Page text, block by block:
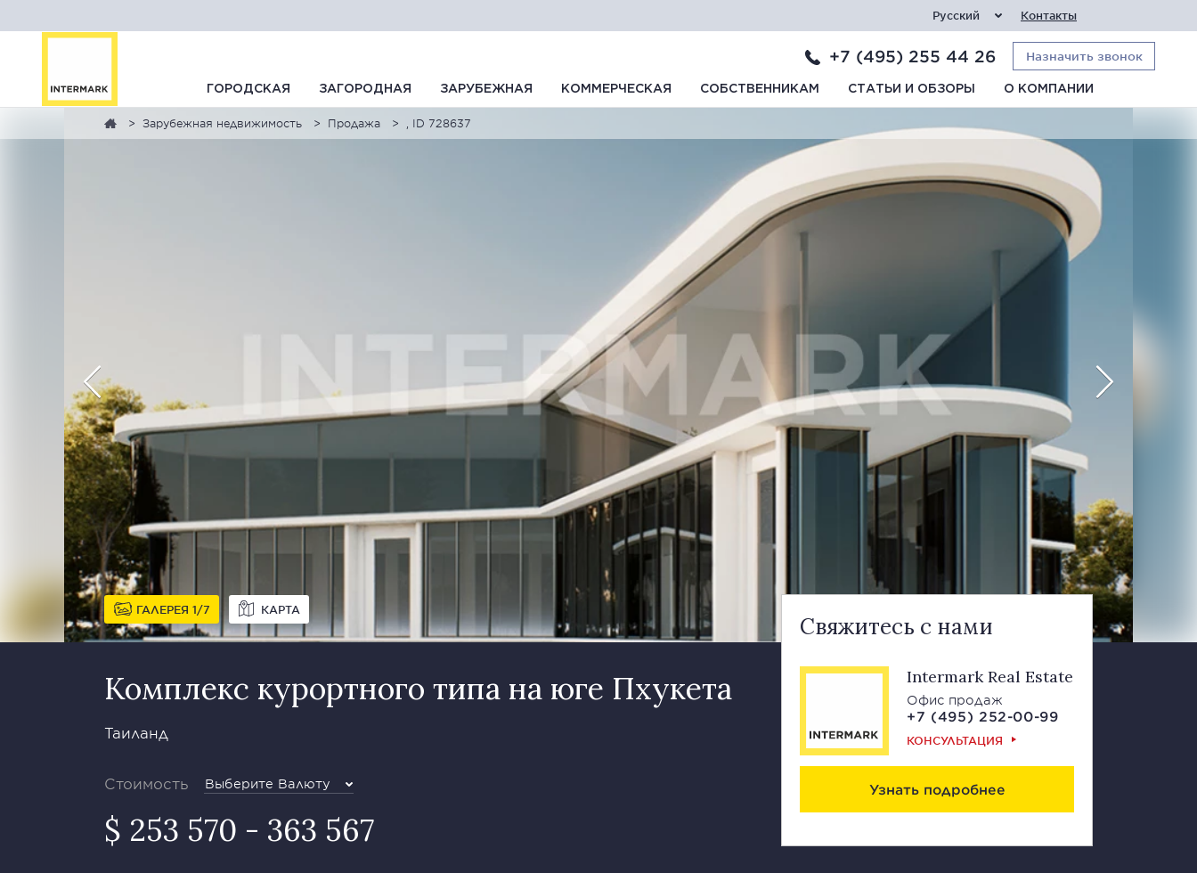
Русский Контакты
+7 (495) 255 44 26 Назначить звонок
ГОРОДСКАЯ ЗАГОРОДНАЯ ЗАРУБЕЖНАЯ КОММЕРЧЕСКАЯ СОБСТВЕННИКАМ СТАТЬИ И ОБЗОРЫ О КОМПАНИИ
Зарубежная недвижимость Продажа , ID 728637
ГАЛЕРЕЯ 1 7 КАРТА
Комплекс курортного типа на юге Пхукета
Таиланд
Стоимость Выберите Валюту
$ 253 570 - 363 567
Свяжитесь с нами
Intermark Real Estate
Офис продаж
+7 (495) 252-00-99
КОНСУЛЬТАЦИЯ
Узнать подробнее